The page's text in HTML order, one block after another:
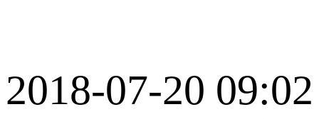
2018-07-20 09:02